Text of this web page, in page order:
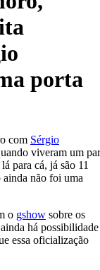
porta
com Sérgio
viveram um par
para cá, já são 11
ainda não foi uma
o gshow sobre os
há possibilidade
essa oficialização